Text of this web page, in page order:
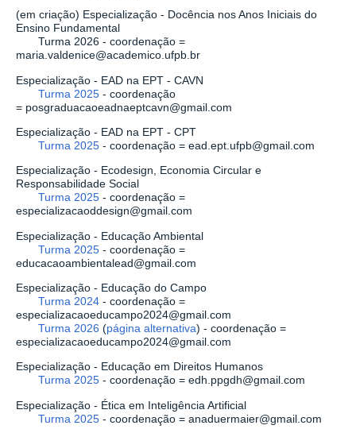
(em criação) Especialização - Docência nos Anos Iniciais do
Ensino Fundamental
Turma 2026 - coordenação =
maria.valdenice@academico.ufpb.br
Especialização - EAD na EPT - CAVN
Turma 2025 - coordenação
= posgraduacaoeadnaeptcavn@gmail.com
Especialização - EAD na EPT - CPT
Turma 2025 - coordenação = ead.ept.ufpb@gmail.com
Especialização - Ecodesign, Economia Circular e
Responsabilidade Social
Turma 2025 - coordenação =
especializacaoddesign@gmail.com
Especialização - Educação Ambiental
Turma 2025 - coordenação =
educacaoambientalead@gmail.com
Especialização - Educação do Campo
Turma 2024 - coordenação =
especializacaoeducampo2024@gmail.com
Turma 2026 (página alternativa) - coordenação =
especializacaoeducampo2024@gmail.com
Especialização - Educação em Direitos Humanos
Turma 2025 - coordenação = edh.ppgdh@gmail.com
Especialização - Ética em Inteligência Artificial
Turma 2025 - coordenação = anaduermaier@gmail.com